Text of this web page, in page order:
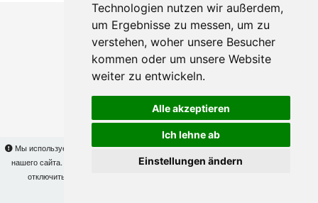
Technologien nutzen wir außerdem,
um Ergebnisse zu messen, um zu
verstehen, woher unsere Besucher
kommen oder um unsere Website
weiter zu entwickeln.
Alle akzeptieren
Ich lehne ab
Einstellungen ändern
Мы используем cookies для того, чтобы Вы могли использовать весь функционал
нашего сайта. На
Вы сможете узнать подробности и, при желании,
отключить использование cookies. Продолжая пользоваться сайтом, Вы